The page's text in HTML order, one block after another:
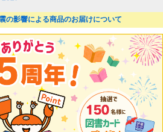
の影響による商品のお届けについて